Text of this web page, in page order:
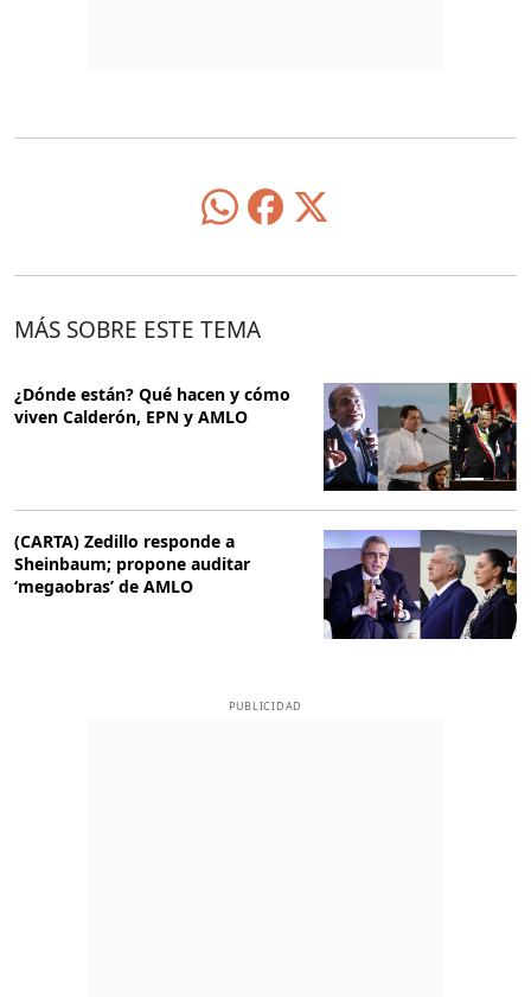
MÁS SOBRE ESTE TEMA
¿Dónde están? Qué hacen y cómo
viven Calderón, EPN y AMLO
(CARTA) Zedillo responde a
Sheinbaum; propone auditar
‘megaobras’ de AMLO
PUBLICIDAD